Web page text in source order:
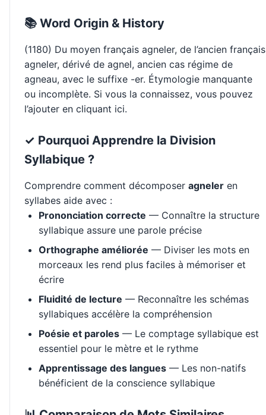
📚 Word Origin & History
(1180) Du moyen français agneler, de l’ancien français
agneler, dérivé de agnel, ancien cas régime de
agneau, avec le suffixe -er. Étymologie manquante
ou incomplète. Si vous la connaissez, vous pouvez
l’ajouter en cliquant ici.
✓ Pourquoi Apprendre la Division
Syllabique ?
Comprendre comment décomposer agneler en
syllabes aide avec :
Prononciation correcte — Connaître la structure
syllabique assure une parole précise
Orthographe améliorée — Diviser les mots en
morceaux les rend plus faciles à mémoriser et
écrire
Fluidité de lecture — Reconnaître les schémas
syllabiques accélère la compréhension
Poésie et paroles — Le comptage syllabique est
essentiel pour le mètre et le rythme
Apprentissage des langues — Les non-natifs
bénéficient de la conscience syllabique